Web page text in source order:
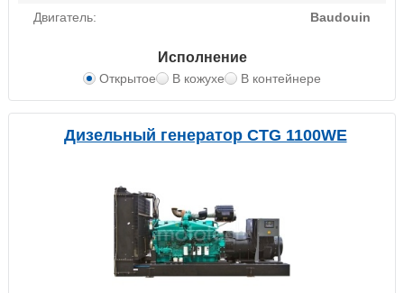
Двигатель:
Baudouin
Исполнение
Открытое В кожухе В контейнере
Дизельный генератор CTG 1100WE